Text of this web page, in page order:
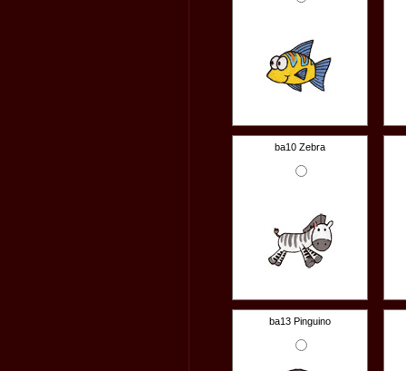
ba10 Zebra
ba13 Pinguino